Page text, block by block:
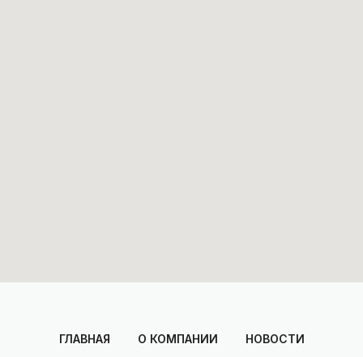
ГЛАВНАЯ О КОМПАНИИ НОВОСТИ